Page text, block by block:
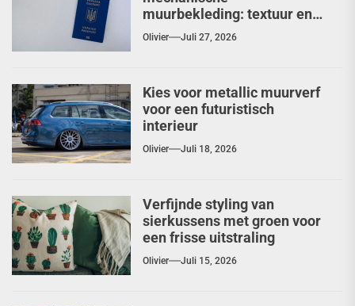
muurbekleding: textuur en
diepte herontdekt
Olivier Juli 27, 2026
Kies voor metallic muurverf
voor een futuristisch
interieur
Olivier Juli 18, 2026
Verfijnde styling van
sierkussens met groen voor
een frisse uitstraling
Olivier Juli 15, 2026